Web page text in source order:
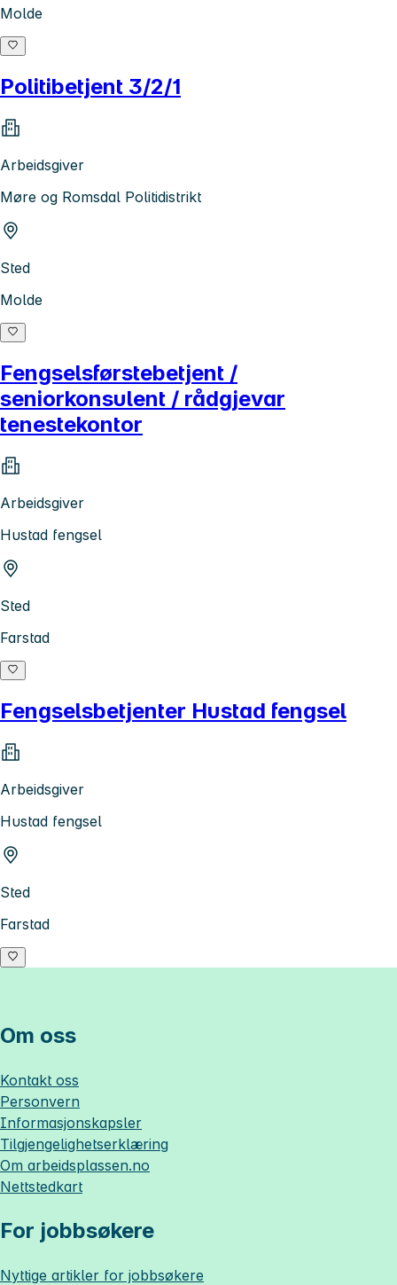
Molde
Politibetjent 3/2/1
Arbeidsgiver
Møre og Romsdal Politidistrikt
Sted
Molde
Fengselsførstebetjent /
seniorkonsulent / rådgjevar
tenestekontor
Arbeidsgiver
Hustad fengsel
Sted
Farstad
Fengselsbetjenter Hustad fengsel
Arbeidsgiver
Hustad fengsel
Sted
Farstad
Om oss
Kontakt oss
Personvern
Informasjonskapsler
Tilgjengelighetserklæring
Om arbeidsplassen.no
Nettstedkart
For jobbsøkere
Nyttige artikler for jobbsøkere